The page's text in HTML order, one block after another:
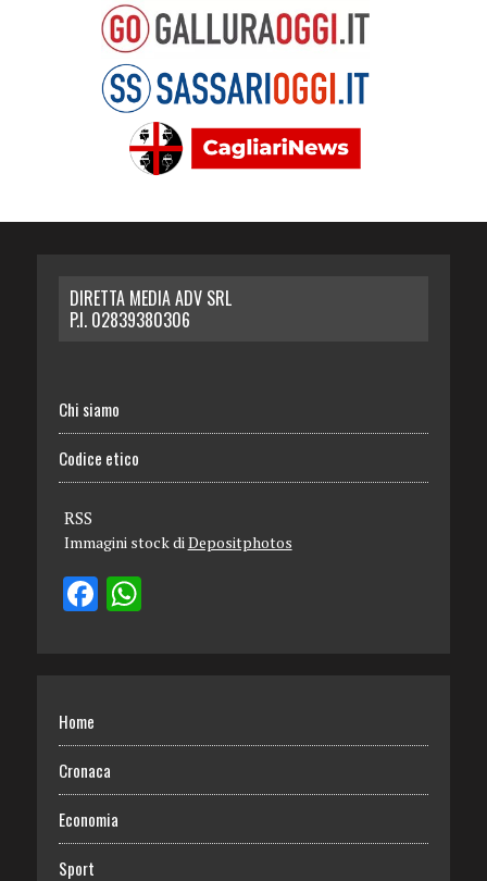
DIRETTA MEDIA ADV SRL
P.I. 02839380306
Chi siamo
Codice etico
RSS
Immagini stock di Depositphotos
Home
Cronaca
Economia
Sport